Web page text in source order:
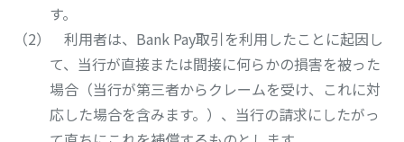
す。
利用者は、Bank Pay取引を利用したことに起因し
て、当行が直接または間接に何らかの損害を被った
場合（当行が第三者からクレームを受け、これに対
応した場合を含みます。）、当行の請求にしたがっ